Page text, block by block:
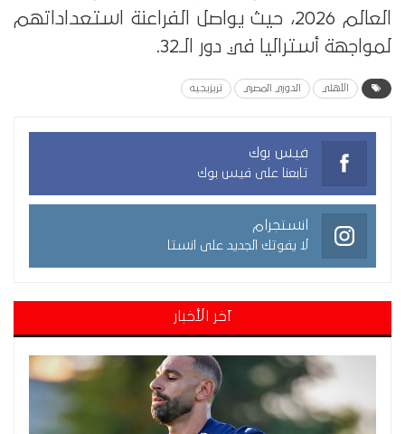
العالم 2026، حيث يواصل الفراعنة استعداداتهم
لمواجهة أستراليا في دور الـ32.
الأهلي الدوري المصري تريزيجيه
فيس بوك
تابعنا على فيس بوك
انستجرام
لا يفوتك الجديد على انستا
آخر الأخبار